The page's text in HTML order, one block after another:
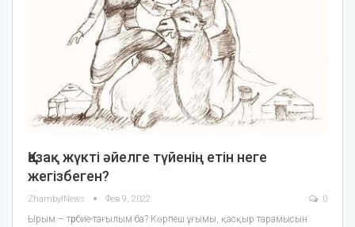
Қазақ жүкті әйелге түйенің етін неге
жегізбеген?
ZhambylNews Фев 9, 2022 0
Ырым – тәрбие-тағылым ба? Көрпеш ұғымы, қасқыр тарамысын